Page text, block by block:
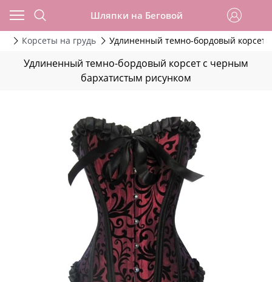
Шляпки на Беговой
Корсеты на грудь Удлиненный темно-бордовый корсет
Удлиненный темно-бордовый корсет с черным
бархатистым рисунком